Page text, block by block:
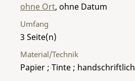
ohne Ort, ohne Datum
Umfang
3
Material/Technik
Papier ; Tinte ; handschriftlich